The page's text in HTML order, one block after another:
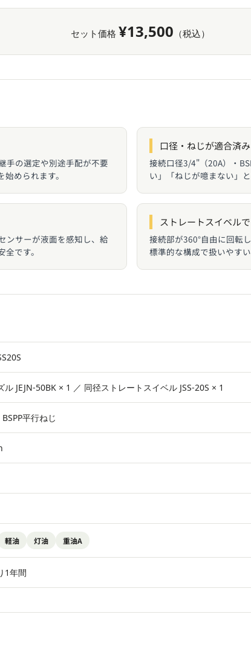
セット価格 ¥13,500 （税込）
手の選定や別途手配が不要
められます。
口径・ねじが適合済み
接続口径3/4"（20A）・
い」「ねじが噫まない」
ンサーが液面を感知し、給
です。
ストレートスイベル
接続部が360°自由に回転
標準的な構成で扱いやすい
ル JEJN-50BK × 1 ／ 同径ストレートスイベル JSS-20S × 1
平行ねじ
軽油 灯油 重油A
1年間